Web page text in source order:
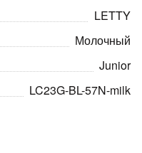
LETTY
Молочный
Junior
LC23G-BL-57N-milk